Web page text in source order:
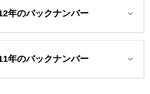
年のバックナンバー
年のバックナンバー